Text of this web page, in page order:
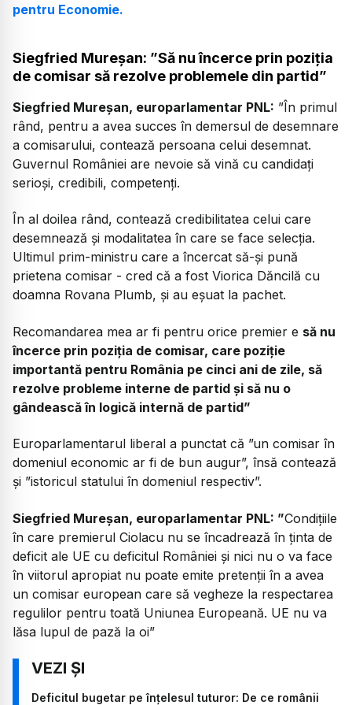
pentru Economie.
Siegfried Mureșan: ”Să nu încerce prin poziția
de comisar să rezolve problemele din partid”
Siegfried Mureșan, europarlamentar PNL: ”În primul
rând, pentru a avea succes în demersul de desemnare
a comisarului, contează persoana celui desemnat.
Guvernul României are nevoie să vină cu candidați
serioși, credibili, competenți.
În al doilea rând, contează credibilitatea celui care
desemnează și modalitatea în care se face selecția.
Ultimul prim-ministru care a încercat să-și pună
prietena comisar - cred că a fost Viorica Dăncilă cu
doamna Rovana Plumb, și au eșuat la pachet.
Recomandarea mea ar fi pentru orice premier e să nu
încerce prin poziția de comisar, care poziție
importantă pentru România pe cinci ani de zile, să
rezolve probleme interne de partid și să nu o
gândească în logică internă de partid”
Europarlamentarul liberal a punctat că ”un comisar în
domeniul economic ar fi de bun augur”, însă contează
și ”istoricul statului în domeniul respectiv”.
Siegfried Mureșan, europarlamentar PNL: ”Condițiile
în care premierul Ciolacu nu se încadrează în ținta de
deficit ale UE cu deficitul României și nici nu o va face
în viitorul apropiat nu poate emite pretenții în a avea
un comisar european care să vegheze la respectarea
regulilor pentru toată Uniunea Europeană. UE nu va
lăsa lupul de pază la oi”
Deficitul bugetar pe înțelesul tuturor: De ce românii